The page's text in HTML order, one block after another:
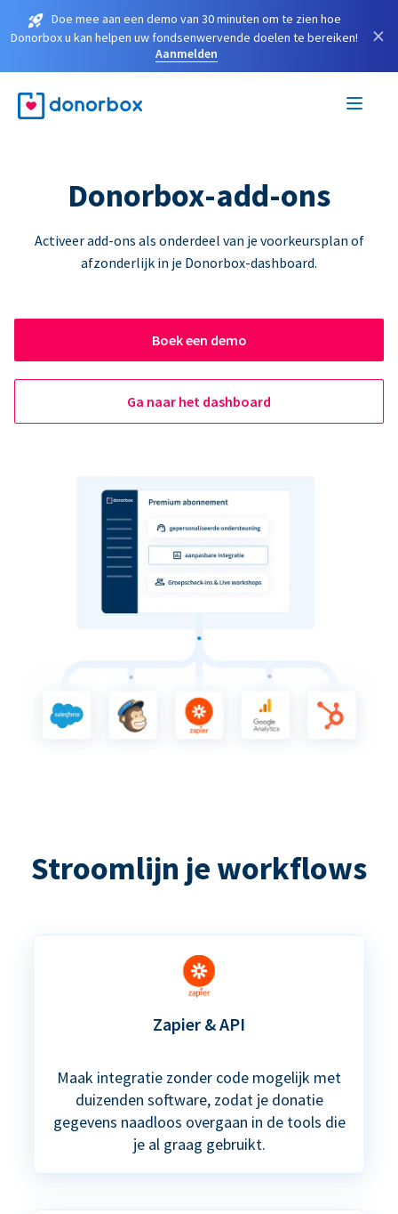
Doe mee aan een demo van 30 minuten om te zien hoe
Donorbox u kan helpen uw fondsenwervende doelen te bereiken!
Aanmelden
×
Donorbox-add-ons
Activeer add-ons als onderdeel van je voorkeursplan of
afzonderlijk in je Donorbox-dashboard.
Boek een demo
Ga naar het dashboard
Stroomlijn je workflows
Zapier & API
Maak integratie zonder code mogelijk met
duizenden software, zodat je donatie
gegevens naadloos overgaan in de tools die
je al graag gebruikt.